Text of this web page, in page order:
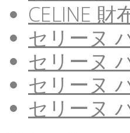
CELINE 財
セリーヌ
セリーヌ
セリーヌ
セリーヌ